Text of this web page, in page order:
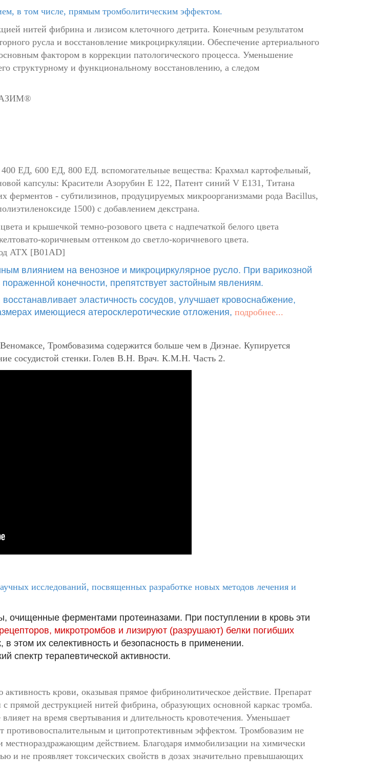
в том числе, прямым тромболитическим эффектом.
нитей фибрина и лизисом клеточного детрита. Конечным результатом
русла и восстановление микроциркуляции. Обеспечение артериального
фактором в коррекции патологического процесса. Уменьшение
структурному и функциональному восстановлению, а следом
ЕД, 600 ЕД, 800 ЕД. вспомогательные вещества: Крахмал картофельный,
капсулы: Красители Азорубин Е 122, Патент синий V Е131, Титана
- субтилизинов, продуцируемых микроорганизмами рода Bacillus,
1500) с добавлением декстрана.
и крышечкой темно-розового цвета с надпечаткой белого цвета
коричневым оттенком до светло-коричневого цвета.
ATX [B01AD]
влиянием на венозное и микроциркулярное русло. При варикозной
конечности, препятствует застойным явлениям.
эластичность сосудов, улучшает кровоснабжение,
имеющиеся атеросклеротические отложения, подробнее...
Тромбовазима содержится больше чем в Диэнае. Купируется
сосудистой стенки. Голев В.Н. Врач. К.М.Н. Часть 2.
исследований, посвященных разработке новых методов лечения и
очищенные ферментами протеиназами. При поступлении в кровь эти
микротромбов и лизируют (разрушают) белки погибших
этом их селективность и безопасность в применении.
спектр терапевтической активности.
крови, оказывая прямое фибринолитическое действие. Препарат
с прямой деструкцией нитей фибрина, образующих основной каркас тромба.
на время свертывания и длительность кровотечения. Уменьшает
противовоспалительным и цитопротективным эффектом. Тромбовазим не
местнораздражающим действием. Благодаря иммобилизации на химически
и не проявляет токсических свойств в дозах значительно превышающих